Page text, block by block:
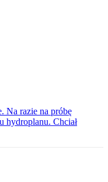
Na razie na próbę
hydroplanu. Chciał